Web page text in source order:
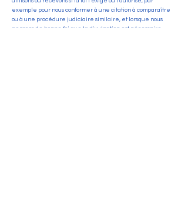
exemple pour nous conformer à une citation à comparaître
ou à une procédure judiciaire similaire, et lorsque nous
pensons de bonne foi que la divulgation est nécessaire